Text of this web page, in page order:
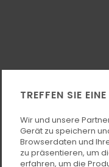
TREFFEN SIE
Wir und unsere
Gerät zu speichern
Browserdaten und
zu präsentieren, um
erfahren, um die